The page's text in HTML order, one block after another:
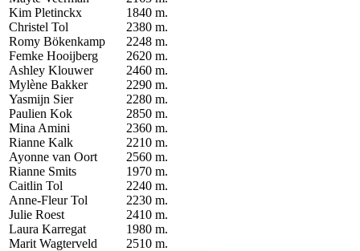
Kim Pletinckx
1840 m.
Christel Tol
2380 m.
Romy Bökenkamp
2248 m.
Femke Hooijberg
2620 m.
Ashley Klouwer
2460 m.
Mylène Bakker
2290 m.
Yasmijn Sier
2280 m.
Paulien Kok
2850 m.
Mina Amini
2360 m.
Rianne Kalk
2210 m.
Ayonne van Oort
2560 m.
Rianne Smits
1970 m.
Caitlin Tol
2240 m.
Anne-Fleur Tol
2230 m.
Julie Roest
2410 m.
Laura Karregat
1980 m.
Marit Wagterveld
2510 m.